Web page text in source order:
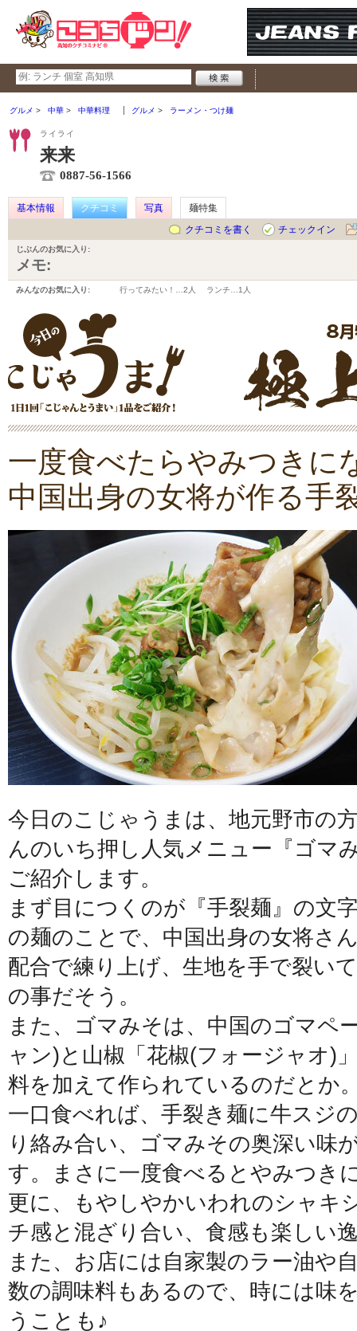
グルメ 中華 中華料理 グルメ ラーメン・つけ麺
ライライ
来来
0887-56-1566
基本情報 クチコミ 写真
麺特集
クチコミを書く
チェックイン
じぶんのお気に入り:
メモ:
みんなのお気に入り: 行ってみたい！… 2人 ランチ… 1人
一度食べたらやみつきに
中国出身の女将が作る手
今日のこじゃうまは、地元野市の
んのいち押し人気メニュー『ゴマ
ご紹介します。
まず目につくのが『手裂麺』の文
の麺のことで、中国出身の女将さ
配合で練り上げ、生地を手で裂い
の事だそう。
また、ゴマみそは、中国のゴマペ
ャン)と山椒「花椒(フォージャオ)
料を加えて作られているのだとか
一口食べれば、手裂き麺に牛スジ
り絡み合い、ゴマみその奥深い味
す。まさに一度食べるとやみつき
更に、もやしやかいわれのシャキ
チ感と混ざり合い、食感も楽しい
また、お店には自家製のラー油や
数の調味料もあるので、時には味
うことも♪